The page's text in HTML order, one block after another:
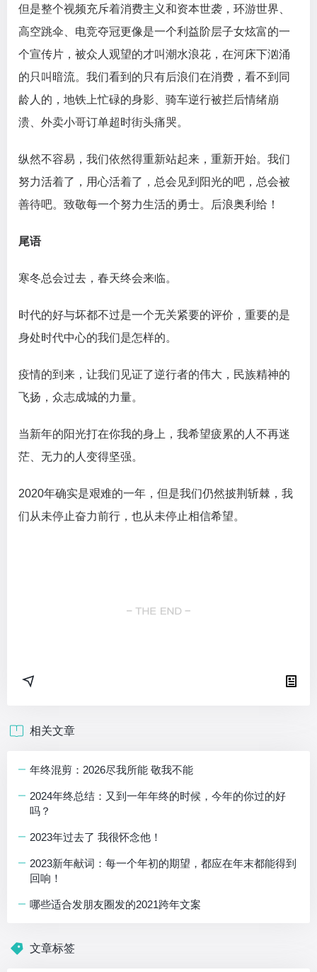
但是整个视频充斥着消费主义和资本世袭，环游世界、
高空跳伞、电竞夺冠更像是一个利益阶层子女炫富的一
个宣传片，被众人观望的才叫潮水浪花，在河床下汹涌
的只叫暗流。我们看到的只有后浪们在消费，看不到同
龄人的，地铁上忙碌的身影、骑车逆行被拦后情绪崩
溃、外卖小哥订单超时街头痛哭。
纵然不容易，我们依然得重新站起来，重新开始。我们
努力活着了，用心活着了，总会见到阳光的吧，总会被
善待吧。致敬每一个努力生活的勇士。后浪奥利给！
尾语
寒冬总会过去，春天终会来临。
时代的好与坏都不过是一个无关紧要的评价，重要的是
身处时代中心的我们是怎样的。
疫情的到来，让我们见证了逆行者的伟大，民族精神的
飞扬，众志成城的力量。
当新年的阳光打在你我的身上，我希望疲累的人不再迷
茫、无力的人变得坚强。
2020年确实是艰难的一年，但是我们仍然披荆斩棘，我
们从未停止奋力前行，也从未停止相信希望。
相关文章
年终混剪：2026尽我所能 敬我不能
2024年终总结：又到一年年终的时候，今年的你过的好
吗？
2023年过去了 我很怀念他！
2023新年献词：每一个年初的期望，都应在年末都能得到
回响！
哪些适合发朋友圈发的2021跨年文案
文章标签